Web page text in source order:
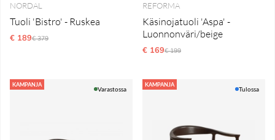
NORDAL
Tuoli 'Bistro' - Ruskea
€ 189Normaali hinta
€ 379
REFORMA
Käsinojatuoli 'Aspa' -
Luonnonväri/beige
€ 169Normaali hinta
€ 199
KAMPANJA
Varastossa
KAMPANJA
Tulossa